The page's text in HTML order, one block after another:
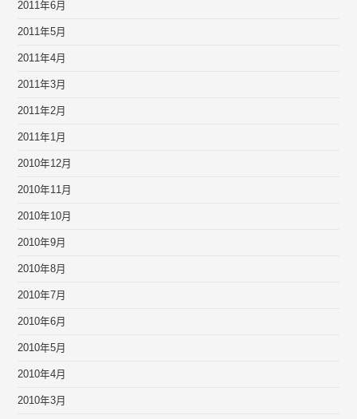
2011年6月
2011年5月
2011年4月
2011年3月
2011年2月
2011年1月
2010年12月
2010年11月
2010年10月
2010年9月
2010年8月
2010年7月
2010年6月
2010年5月
2010年4月
2010年3月